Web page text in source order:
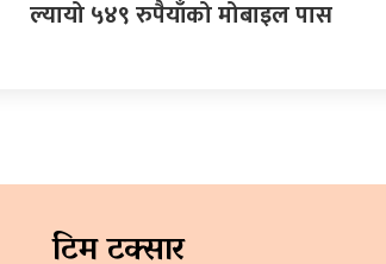
ल्यायो ५४९ रुपैयाँको मोबाइल पास
टिम टक्सार